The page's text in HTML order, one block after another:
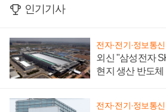
인기기사
전자·전기·정보통신
외신 "삼성전자
현지 생산 반도
전자·전기·정보통신